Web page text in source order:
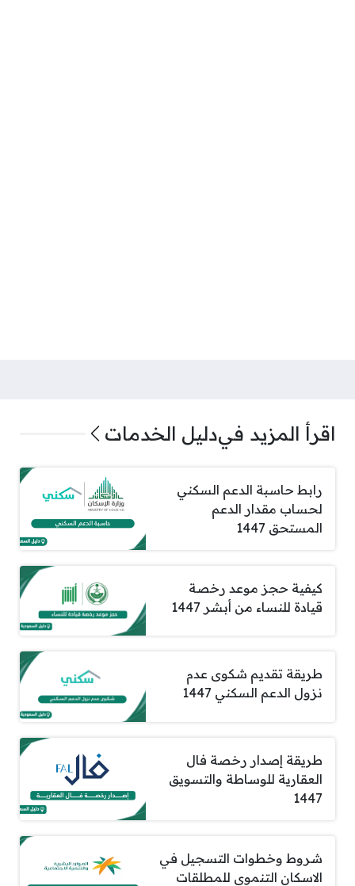
اقرأ المزيد فيدليل الخدمات
رابط حاسبة الدعم السكني
لحساب مقدار الدعم
المستحق 1447
كيفية حجز موعد رخصة
قيادة للنساء من أبشر 1447
طريقة تقديم شكوى عدم
نزول الدعم السكني 1447
طريقة إصدار رخصة فال
العقارية للوساطة والتسويق
1447
شروط وخطوات التسجيل في
الاسكان التنموي للمطلقات